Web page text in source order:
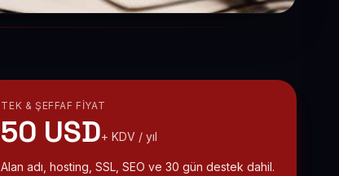
TEK & ŞEFFAF FIYAT
50 USD+ KDV / yıl
Alan adı, hosting, SSL, SEO ve 30 gün destek dahil.